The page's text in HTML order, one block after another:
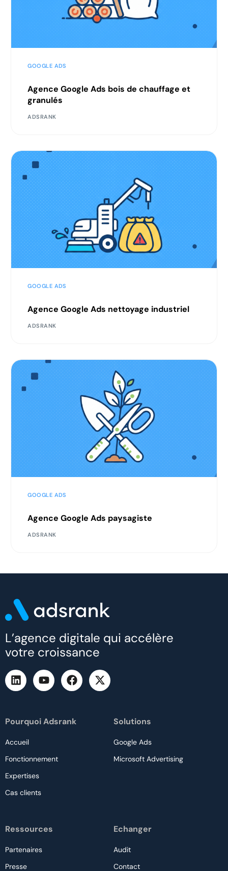
GOOGLE ADS
Agence Google Ads bois de chauffage et
granulés
ADSRANK
GOOGLE ADS
Agence Google Ads nettoyage industriel
ADSRANK
GOOGLE ADS
Agence Google Ads paysagiste
ADSRANK
L’agence digitale qui accélère
votre croissance
Pourquoi Adsrank
Accueil
Fonctionnement
Expertises
Cas clients
Solutions
Google Ads
Microsoft Advertising
Ressources
Partenaires
Presse
Echanger
Audit
Contact